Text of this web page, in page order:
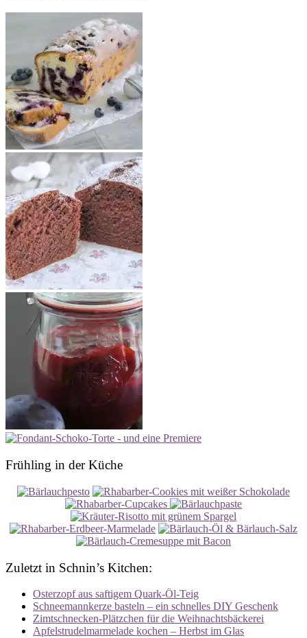
Frühling in der Küche
Zuletzt in Schnin’s Kitchen:
Osterzopf aus saftigem Quark-Öl-Teig
Schneemannkerze basteln – ein schnelles DIY Geschenk
Zimtschnecken-Plätzchen für die Weihnachtsbäckerei
Apfelstrudelmarmelade kochen – Herbst im Glas